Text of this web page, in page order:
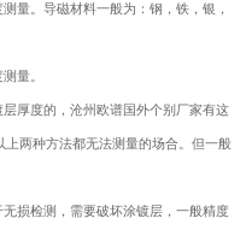
量。导磁材料一般为：钢，铁，银，
度测量。
厚度的，沧州欧谱国外个别厂家有这
两种方法都无法测量的场合。但一般
损检测，需要破坏涂镀层，一般精度